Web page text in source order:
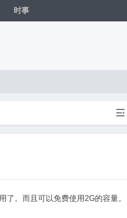
时事

了。而且可以免费使用2G的容量。